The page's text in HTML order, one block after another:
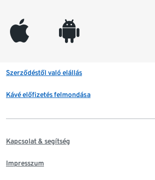
appleinc android
Szerződéstől való elállás
Kávé előfizetés felmondása
Kapcsolat & segítség
Impresszum